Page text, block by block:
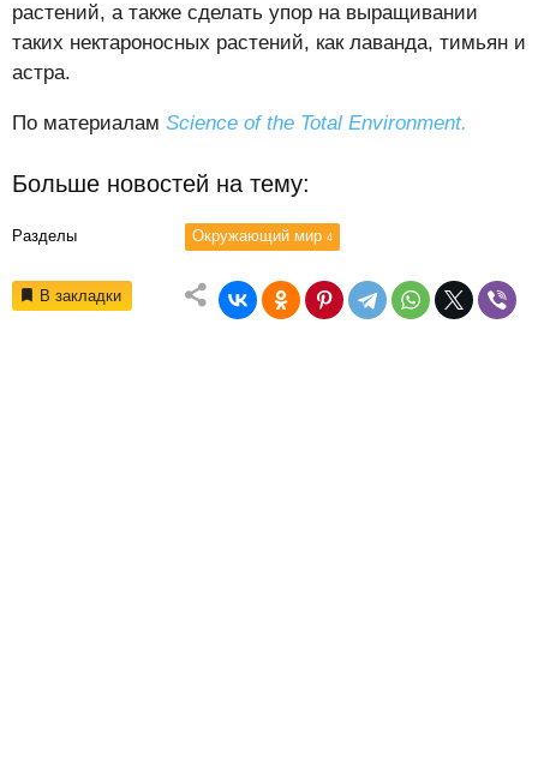
растений, а также сделать упор на выращивании
таких нектароносных растений, как лаванда, тимьян и
астра.
По материалам Science of the Total Environment.
Больше новостей на тему:
Разделы Окружающий мир 4
В закладки